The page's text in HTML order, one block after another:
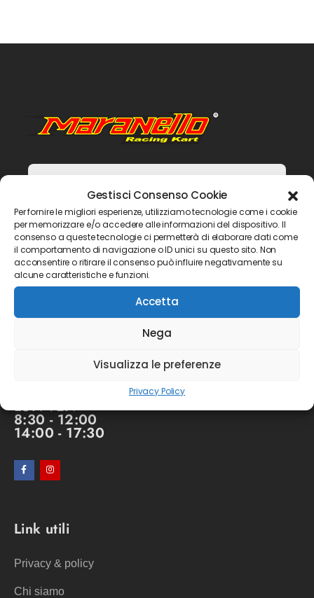
Gestisci Consenso Cookie
Per fornire le migliori esperienze, utilizziamo tecnologie come i cookie
per memorizzare e/o accedere alle informazioni del dispositivo. Il
consenso a queste tecnologie ci permetterà di elaborare dati come
il comportamento di navigazione o ID unici su questo sito. Non
acconsentire o ritirare il consenso può influire negativamente su
alcune caratteristiche e funzioni.
Accetta
Nega
Visualizza le preferenze
Privacy Policy
Non inviamo spam! Leggi la nostra
Informativa sulla privacyper avere maggiori
informazioni.
LUN-VEN
8:30 - 12:00
14:00 - 17:30
Link utili
Privacy & policy
Chi siamo